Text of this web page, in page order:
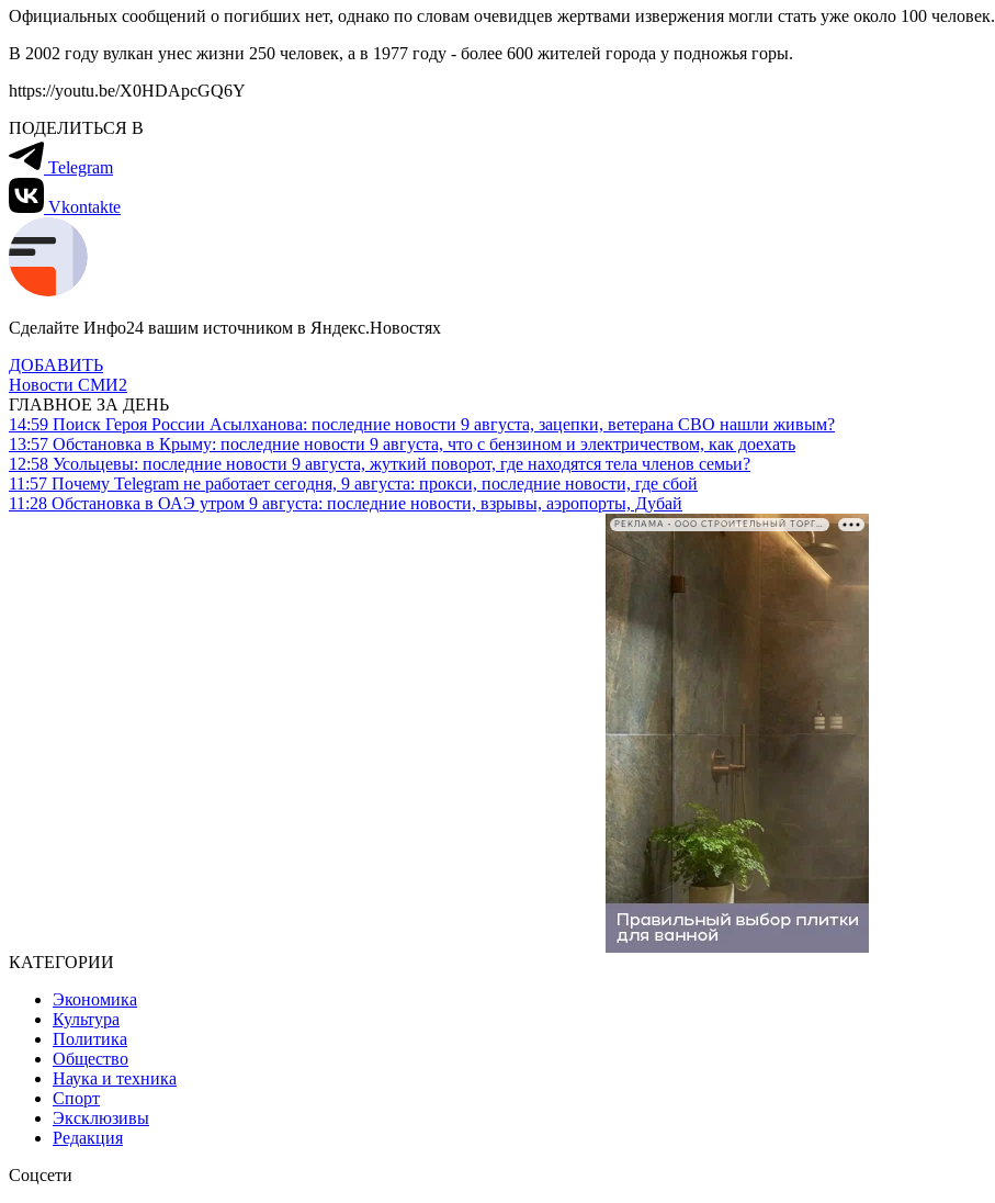
Официальных сообщений о погибших нет, однако по словам очевидцев жертвами извержения могли стать уже около 100 человек.
В 2002 году вулкан унес жизни 250 человек, а в 1977 году - более 600 жителей города у подножья горы.
https://youtu.be/X0HDApcGQ6Y
ПОДЕЛИТЬСЯ В
Telegram
Vkontakte
Сделайте Инфо24 вашим источником в Яндекс.Новостях
ДОБАВИТЬ
Новости СМИ2
ГЛАВНОЕ ЗА ДЕНЬ
14:59 Поиск Героя России Асылханова: последние новости 9 августа, зацепки, ветерана СВО нашли живым?
13:57 Обстановка в Крыму: последние новости 9 августа, что с бензином и электричеством, как доехать
12:58 Усольцевы: последние новости 9 августа, жуткий поворот, где находятся тела членов семьи?
11:57 Почему Telegram не работает сегодня, 9 августа: прокси, последние новости, где сбой
11:28 Обстановка в ОАЭ утром 9 августа: последние новости, взрывы, аэропорты, Дубай
РЕКЛАМА • ООО СТРОИТЕЛЬНЫЙ ТОРГОВЫЙ ДОМ «ПЕТРОВИЧ». ИНН: 7802348846
КАТЕГОРИИ
Экономика
Культура
Политика
Общество
Наука и техника
Спорт
Эксклюзивы
Редакция
Соцсети